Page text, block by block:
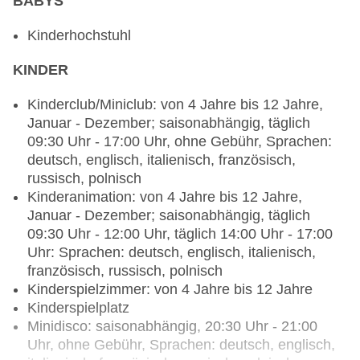
Bars & mehr: 3
23:00 Uhr, ohne Gebühr, bei All Inclusive
Poolbar Outdoor: wetterabhängig, täglich 09:00
Uhr - 23:00 Uhr, ohne Gebühr, bei All Inclusive
inklusive
Bar „café maure“: saisonabhängig, täglich 16:00
Uhr - 23:00 Uhr, ohne Gebühr, bei All Inclusive
inklusive
Kinderhochstuhl
KINDER
Kinderclub/Miniclub: von 4 Jahre bis 12 Jahre,
Januar - Dezember; saisonabhängig, täglich
09:30 Uhr - 17:00 Uhr, ohne Gebühr, Sprachen:
deutsch, englisch, italienisch, französisch,
russisch, polnisch
Kinderanimation: von 4 Jahre bis 12 Jahre,
Januar - Dezember; saisonabhängig, täglich
09:30 Uhr - 12:00 Uhr, täglich 14:00 Uhr - 17:00
Uhr: Sprachen: deutsch, englisch, italienisch,
französisch, russisch, polnisch
Kinderspielzimmer: von 4 Jahre bis 12 Jahre
Kinderspielplatz
Minidisco: saisonabhängig, 20:30 Uhr - 21:00
Uhr, ohne Gebühr, Sprachen: deutsch, englisch,